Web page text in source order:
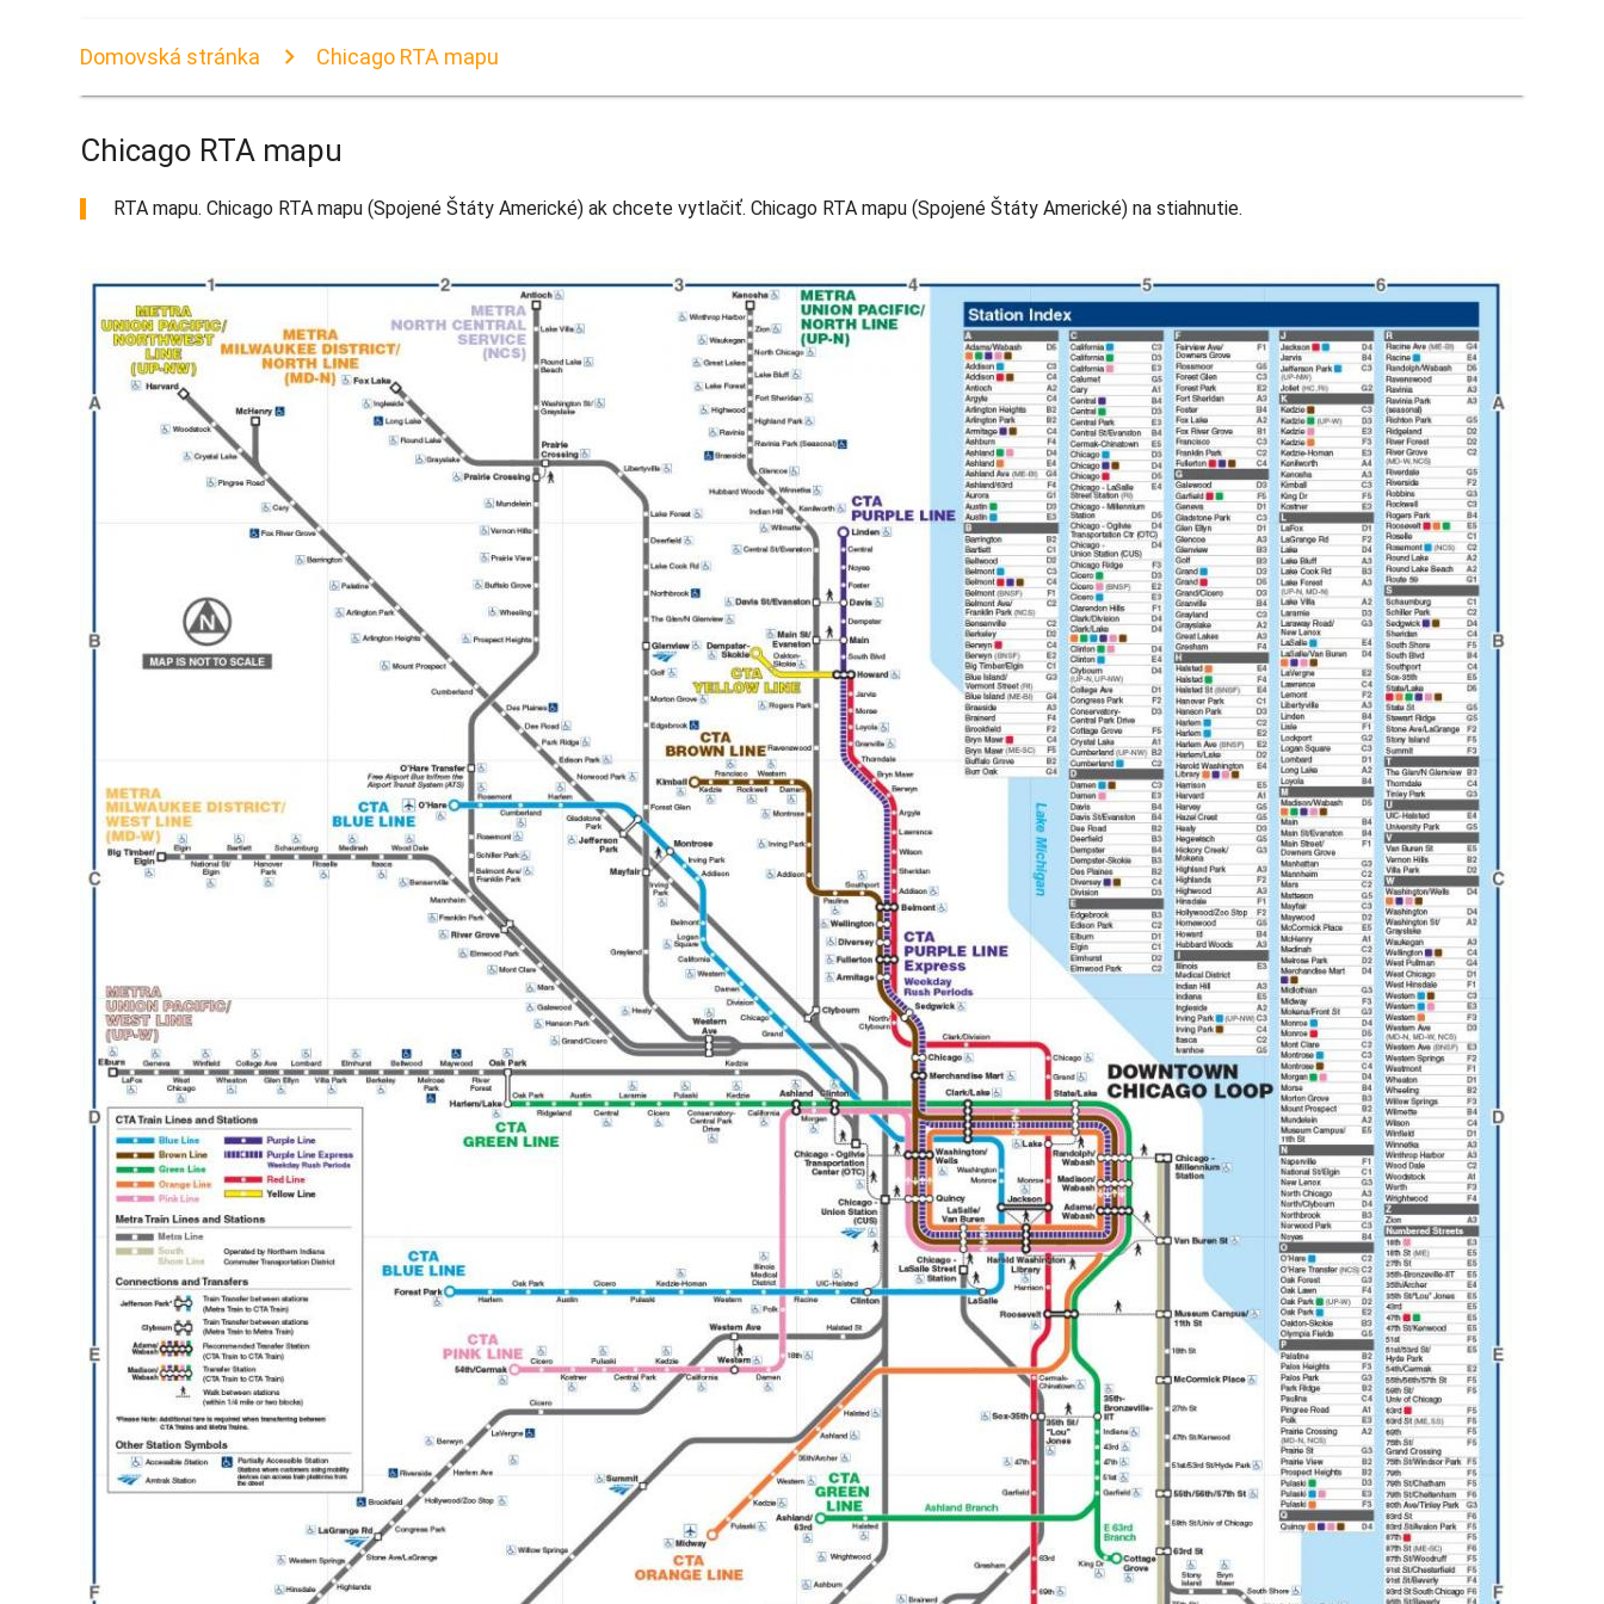
Domovská stránka Chicago RTA mapu
Chicago RTA mapu
RTA mapu. Chicago RTA mapu (Spojené Štáty Americké) ak chcete vytlačiť. Chicago RTA mapu (Spojené Štáty Americké) na stiahnutie.